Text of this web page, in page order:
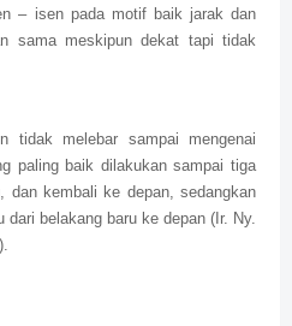
– isen pada motif baik jarak dan
sama meskipun dekat tapi tidak
tidak melebar sampai mengenai
paling baik dilakukan sampai tiga
dan kembali ke depan, sedangkan
dari belakang baru ke depan (Ir. Ny.